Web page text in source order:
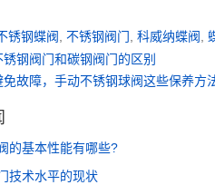
锈钢蝶阀 不锈钢阀门 科威纳蝶阀
锈钢阀门和碳钢阀门的区别
免故障，手动不锈钢球阀这些保养方
的基本性能有哪些?
技术水平的现状